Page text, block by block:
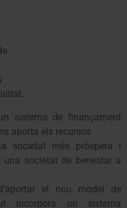
sistema de finançament
aporta els recursos
societat més pròspera i
societat de benestar a
el nou model de
incorpora un sistema